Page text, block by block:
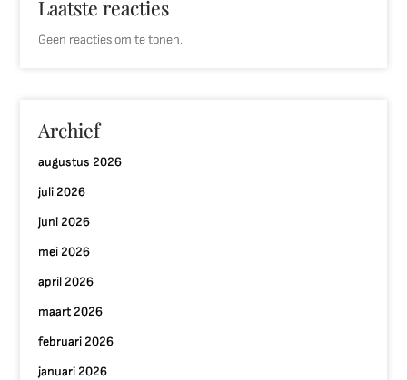
Laatste reacties
Geen reacties om te tonen.
Archief
augustus 2026
juli 2026
juni 2026
mei 2026
april 2026
maart 2026
februari 2026
januari 2026